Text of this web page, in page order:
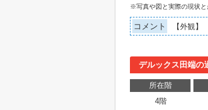
※写真や図と実際の現状と
コメント 【外観】
デルックス田端の
所在階
4階